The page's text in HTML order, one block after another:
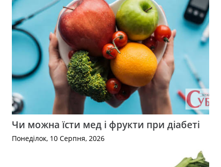
Чи можна їсти мед і фрукти при діабеті
Понеділок, 10 Серпня, 2026